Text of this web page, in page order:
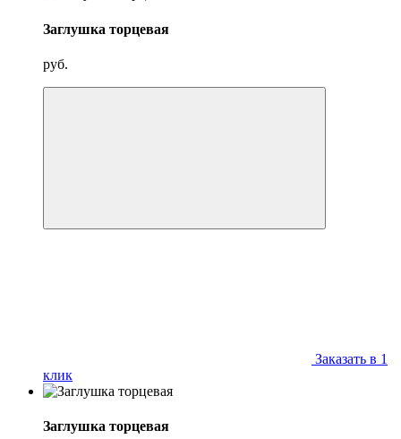
Заглушка торцевая
руб.
Заказать в 1
клик
Заглушка торцевая